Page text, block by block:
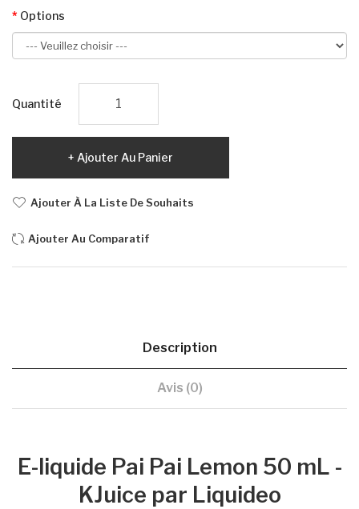
Options
Quantité
Ajouter Au Panier
Ajouter À La Liste De Souhaits
Ajouter Au Comparatif
Description
Avis (0)
E-liquide Pai Pai Lemon 50 mL -
KJuice par Liquideo